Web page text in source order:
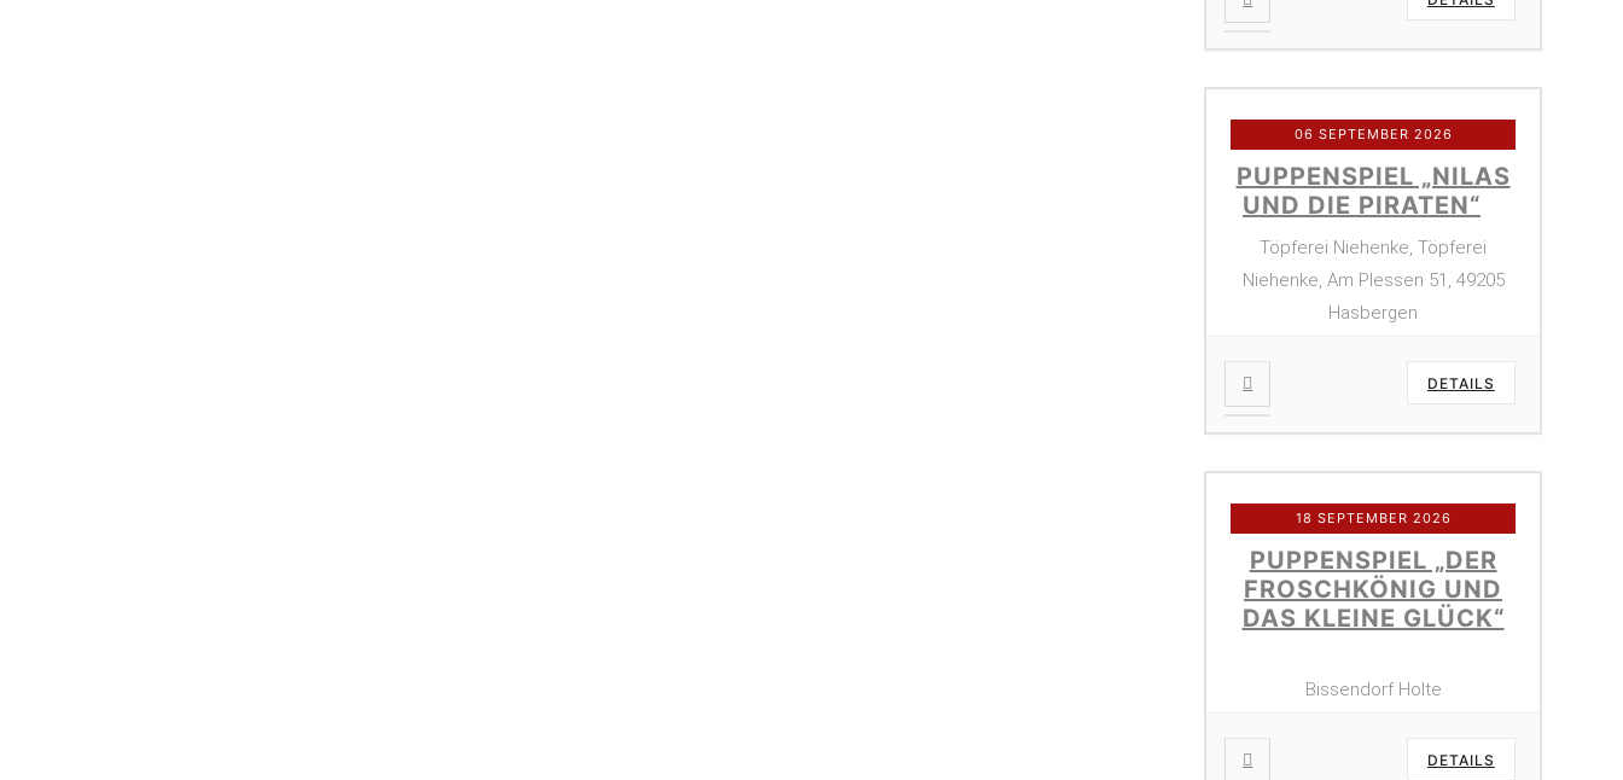
06 SEPTEMBER 2026
PUPPENSPIEL „NILAS
UND DIE PIRATEN“
Töpferei Niehenke, Töpferei
Niehenke, Am Plessen 51, 49205
Hasbergen
DETAILS
18 SEPTEMBER 2026
PUPPENSPIEL „DER
FROSCHKÖNIG UND
DAS KLEINE GLÜCK“
Bissendorf Holte
DETAILS